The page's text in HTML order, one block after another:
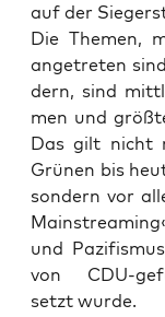
auf der
Die The­men,
ange­tre­ten
dern, sind
men und
Das gilt nicht
Grü­nen bis
son­dern vor
und
von CDU-
setzt wurde.